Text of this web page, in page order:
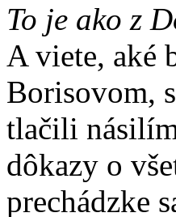
To je ako z
A viete, aké
Borisovom,
tlačili
dôkazy o
prechádzke